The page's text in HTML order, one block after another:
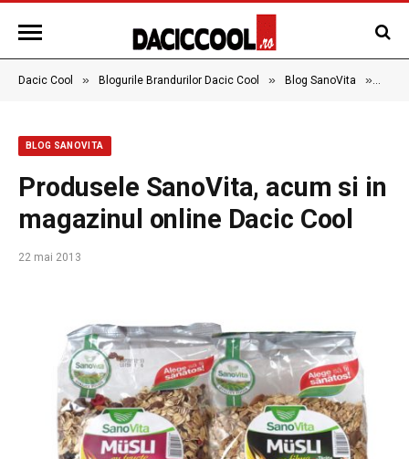
Dacic Cool » Blogurile Brandurilor Dacic Cool » Blog SanoVita »
BLOG SANOVITA
Produsele SanoVita, acum si in
magazinul online Dacic Cool
22 mai 2013